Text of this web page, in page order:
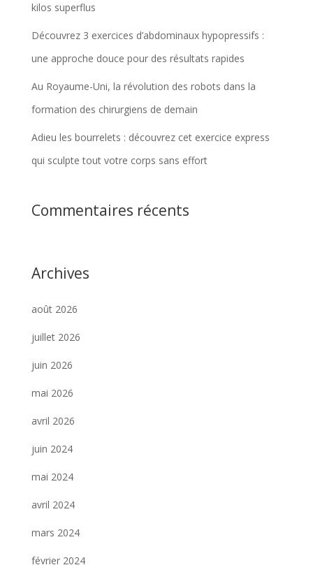
kilos superflus
Découvrez 3 exercices d’abdominaux hypopressifs :
une approche douce pour des résultats rapides
Au Royaume-Uni, la révolution des robots dans la
formation des chirurgiens de demain
Adieu les bourrelets : découvrez cet exercice express
qui sculpte tout votre corps sans effort
Commentaires récents
Archives
août 2026
juillet 2026
juin 2026
mai 2026
avril 2026
juin 2024
mai 2024
avril 2024
mars 2024
février 2024